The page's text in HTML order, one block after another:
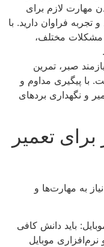
مهارت لازم برای
تجربه فراوان دارید. با
مشکلات مختلف،
صبر، تمرین
با پیگیری مداوم و
و نگهداری بردهای
تعمیر
به مهارت‌ها و
باید دانش کافی
موبایل